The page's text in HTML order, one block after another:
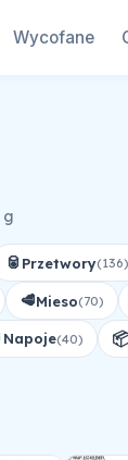
Wycofane
g
🥫 Przetwory(136)
🥩Mieso(70)
Napoje(40)